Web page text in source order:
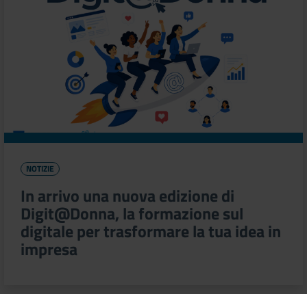
NOTIZIE
In arrivo una nuova edizione di
Digit@Donna, la formazione sul
digitale per trasformare la tua idea in
impresa